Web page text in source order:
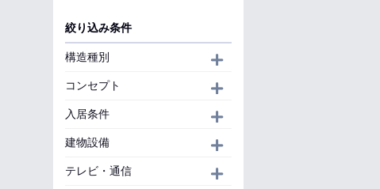
絞り込み条件
構造種別
コンセプト
入居条件
建物設備
テレビ・通信